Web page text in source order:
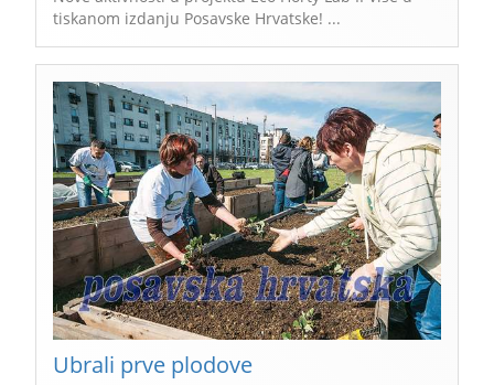
tiskanom izdanju Posavske Hrvatske! ...
Ubrali prve plodove